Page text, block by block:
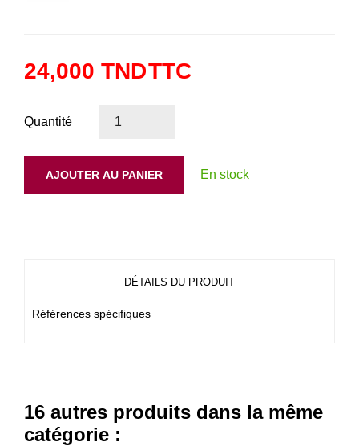
24,000 TNDTTC
Quantité
AJOUTER AU PANIER En stock
DÉTAILS DU PRODUIT
Références spécifiques
16 autres produits dans la même
catégorie :